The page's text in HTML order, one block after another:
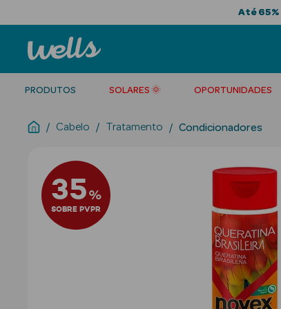
Até 65%
PRODUTOS SOLARES 🌞 OPORTUNIDADES
Cabelo Tratamento Condicionadores
35%
SOBRE PVPR